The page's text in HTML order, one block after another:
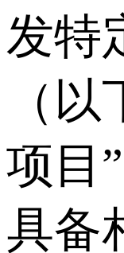
发特
（
项目
具备